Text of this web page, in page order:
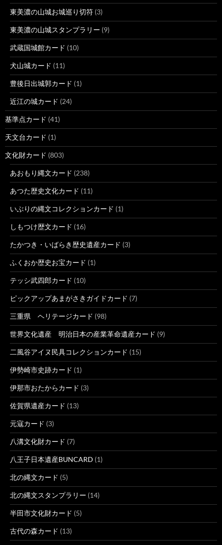
東美濃の山城お城巡り切符 (3)
東美濃の山城スタンプラリー (9)
武蔵国城館カード (10)
犬山城カード (11)
豊後日出城郭カード (1)
近江の城カード (24)
基準点カード (41)
天文台カード (1)
文化財カード (803)
あおもり縄文カード (238)
あつた歴史文化カード (11)
いぶりの縄文コレクションカード (1)
しもつけ歴文カード (16)
たかつき・いばらき歴史遺産カード (3)
ふくおか歴史お宝カード (1)
テッシ武四郎カード (10)
ピックアップあまがさきガイドカード (7)
三重県 ヘリテージカード (98)
世界文化遺産 明治日本の産業革命遺産カード (9)
二風谷アイヌ民具コレクションカード (15)
伊勢崎市史跡カード (1)
伊那市おたからカード (3)
佐賀県遺産カード (13)
元寇カード (3)
八溝文化財カード (7)
八王子日本遺産BUNCARD (1)
北の縄文カード (5)
北の縄文スタンプラリー (14)
半田市文化財カード (5)
古代の森カード (13)